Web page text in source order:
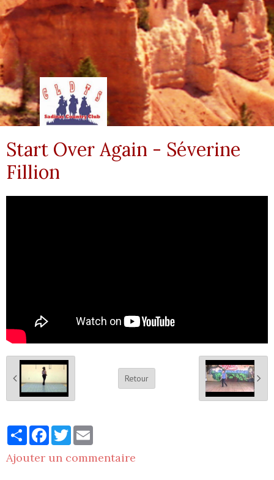
Start Over Again - Séverine
Fillion
Retour
PartagerFacebookTwitter
Ajouter un commentaire